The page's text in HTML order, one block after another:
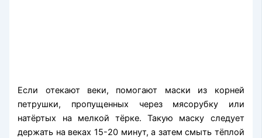
Если отекают веки, помогают маски из корней
петрушки, пропущенных через мясорубку или
натёртых на мелкой тёрке. Такую маску следует
держать на веках 15-20 минут, а затем смыть тёплой